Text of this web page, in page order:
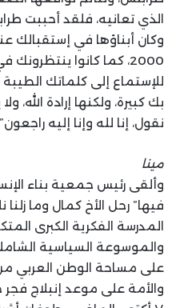
الذي تعانيه، فلقد أحببت
وكان أبناؤها في إستقبالك
2000، كما كانوا
للإستماع إلى كلماتك
بك كبيرة، ولكنها إرادة الله،
نقول، إنا لله وإنا إليه
مينا
وألقى رئيس جمعية بناء
فيها” رحل الأخ كمال وما
المدرسة الفكرية الكبرى
والموسوعة السياسية
على مساحة الوطن العربي
والأمة على موعد إنبلاج